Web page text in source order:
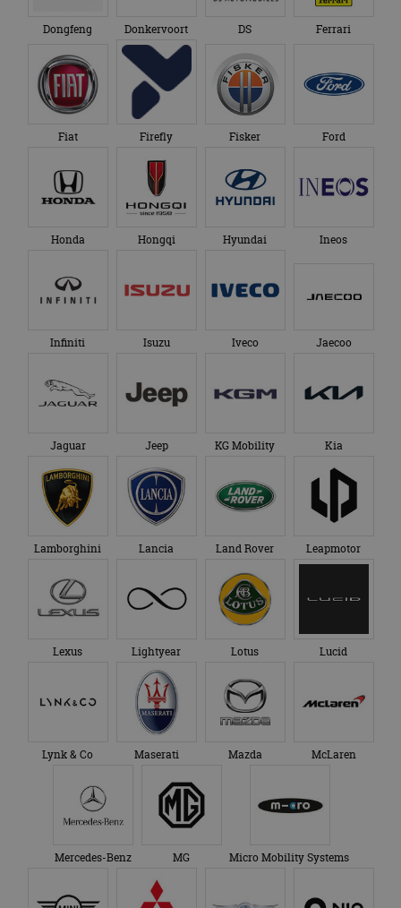
Dongfeng Donkervoort DS Ferrari
Fiat Firefly Fisker Ford
Honda Hongqi Hyundai Ineos
Infiniti Isuzu Iveco Jaecoo
Jaguar Jeep KG Mobility Kia
Lamborghini Lancia Land Rover Leapmotor
Lexus Lightyear Lotus Lucid
Lynk & Co Maserati Mazda McLaren
Mercedes-Benz MG Micro Mobility Systems